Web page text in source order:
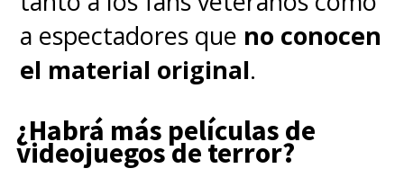
a espectadores que no conocen
el material original.
¿Habrá más películas de
videojuegos de terror?